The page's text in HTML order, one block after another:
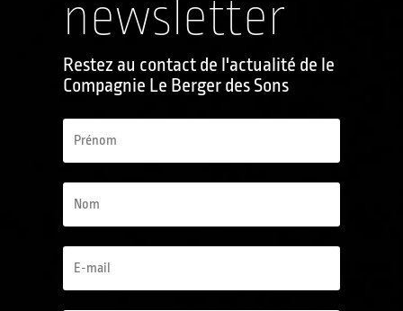
newsletter
Restez au contact de l'actualité de le
Compagnie Le Berger des Sons